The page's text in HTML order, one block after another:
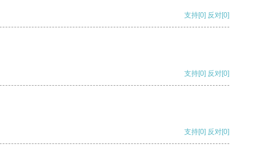
支持[0] 反对[0]
支持[0] 反对[0]
支持[0] 反对[0]